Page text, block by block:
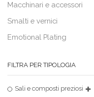
Macchinari e accessori
Smalti e vernici
Emotional Plating
FILTRA PER TIPOLOGIA
Sali e composti preziosi